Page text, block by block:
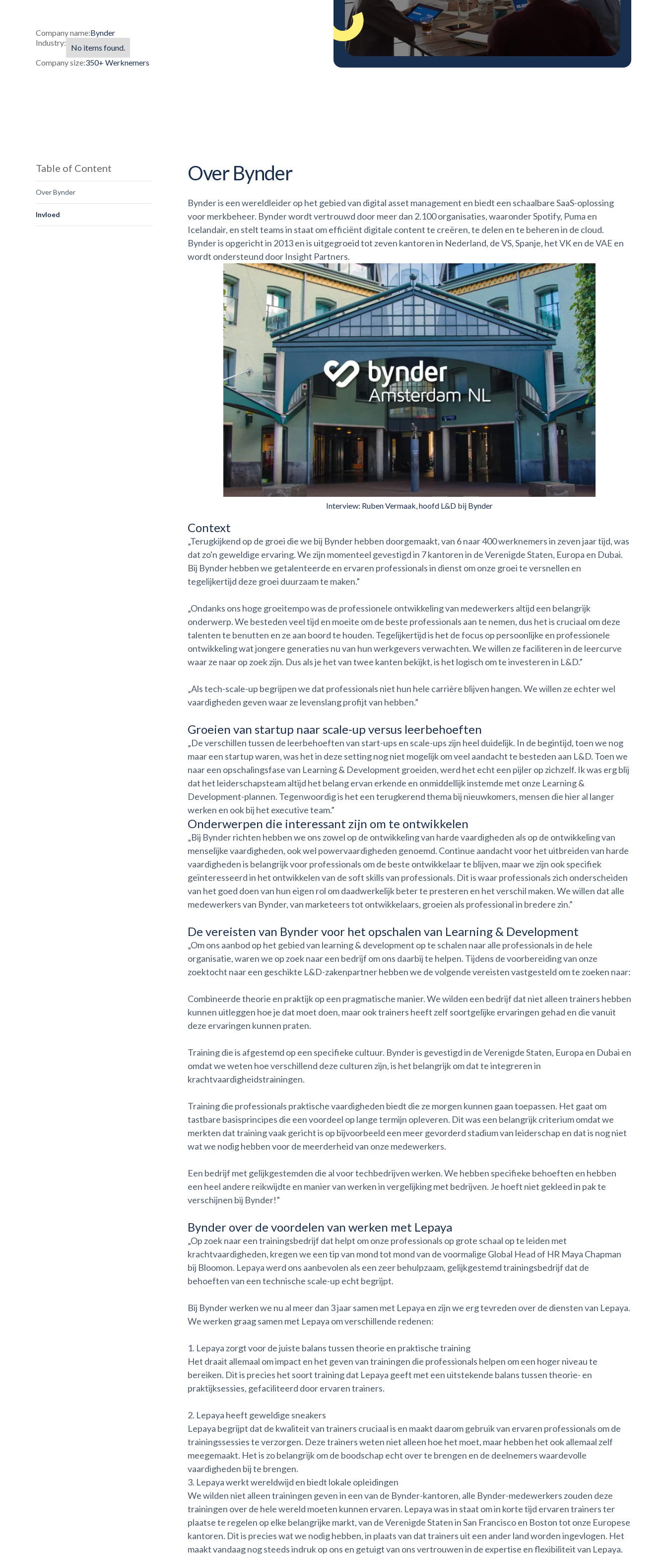
Company name:Bynder
Industry:
No items found.
Company size:350+ Werknemers
Table of Content
Over Bynder
Invloed
Over Bynder
Bynder is een wereldleider op het gebied van digital asset management en biedt een schaalbare SaaS-oplossing
voor merkbeheer. Bynder wordt vertrouwd door meer dan 2.100 organisaties, waaronder Spotify, Puma en
Icelandair, en stelt teams in staat om efficiënt digitale content te creëren, te delen en te beheren in de cloud.
Bynder is opgericht in 2013 en is uitgegroeid tot zeven kantoren in Nederland, de VS, Spanje, het VK en de VAE en
wordt ondersteund door Insight Partners.
Interview: Ruben Vermaak, hoofd L&D bij Bynder
Context
„Terugkijkend op de groei die we bij Bynder hebben doorgemaakt, van 6 naar 400 werknemers in zeven jaar tijd, was
dat zo'n geweldige ervaring. We zijn momenteel gevestigd in 7 kantoren in de Verenigde Staten, Europa en Dubai.
Bij Bynder hebben we getalenteerde en ervaren professionals in dienst om onze groei te versnellen en
tegelijkertijd deze groei duurzaam te maken.”
„Ondanks ons hoge groeitempo was de professionele ontwikkeling van medewerkers altijd een belangrijk
onderwerp. We besteden veel tijd en moeite om de beste professionals aan te nemen, dus het is cruciaal om deze
talenten te benutten en ze aan boord te houden. Tegelijkertijd is het de focus op persoonlijke en professionele
ontwikkeling wat jongere generaties nu van hun werkgevers verwachten. We willen ze faciliteren in de leercurve
waar ze naar op zoek zijn. Dus als je het van twee kanten bekijkt, is het logisch om te investeren in L&D.”
„Als tech-scale-up begrijpen we dat professionals niet hun hele carrière blijven hangen. We willen ze echter wel
vaardigheden geven waar ze levenslang profijt van hebben.”
Groeien van startup naar scale-up versus leerbehoeften
„De verschillen tussen de leerbehoeften van start-ups en scale-ups zijn heel duidelijk. In de begintijd, toen we nog
maar een startup waren, was het in deze setting nog niet mogelijk om veel aandacht te besteden aan L&D. Toen we
naar een opschalingsfase van Learning & Development groeiden, werd het echt een pijler op zichzelf. Ik was erg blij
dat het leiderschapsteam altijd het belang ervan erkende en onmiddellijk instemde met onze Learning &
Development-plannen. Tegenwoordig is het een terugkerend thema bij nieuwkomers, mensen die hier al langer
werken en ook bij het executive team.”
Onderwerpen die interessant zijn om te ontwikkelen
„Bij Bynder richten hebben we ons zowel op de ontwikkeling van harde vaardigheden als op de ontwikkeling van
menselijke vaardigheden, ook wel powervaardigheden genoemd. Continue aandacht voor het uitbreiden van harde
vaardigheden is belangrijk voor professionals om de beste ontwikkelaar te blijven, maar we zijn ook specifiek
geïnteresseerd in het ontwikkelen van de soft skills van professionals. Dit is waar professionals zich onderscheiden
van het goed doen van hun eigen rol om daadwerkelijk beter te presteren en het verschil maken. We willen dat alle
medewerkers van Bynder, van marketeers tot ontwikkelaars, groeien als professional in bredere zin.”
De vereisten van Bynder voor het opschalen van Learning & Development
„Om ons aanbod op het gebied van learning & development op te schalen naar alle professionals in de hele
organisatie, waren we op zoek naar een bedrijf om ons daarbij te helpen. Tijdens de voorbereiding van onze
zoektocht naar een geschikte L&D-zakenpartner hebben we de volgende vereisten vastgesteld om te zoeken naar:
Combineerde theorie en praktijk op een pragmatische manier. We wilden een bedrijf dat niet alleen trainers hebben
kunnen uitleggen hoe je dat moet doen, maar ook trainers heeft zelf soortgelijke ervaringen gehad en die vanuit
deze ervaringen kunnen praten.
Training die is afgestemd op een specifieke cultuur. Bynder is gevestigd in de Verenigde Staten, Europa en Dubai en
omdat we weten hoe verschillend deze culturen zijn, is het belangrijk om dat te integreren in
krachtvaardigheidstrainingen.
Training die professionals praktische vaardigheden biedt die ze morgen kunnen gaan toepassen. Het gaat om
tastbare basisprincipes die een voordeel op lange termijn opleveren. Dit was een belangrijk criterium omdat we
merkten dat training vaak gericht is op bijvoorbeeld een meer gevorderd stadium van leiderschap en dat is nog niet
wat we nodig hebben voor de meerderheid van onze medewerkers.
Een bedrijf met gelijkgestemden die al voor techbedrijven werken. We hebben specifieke behoeften en hebben
een heel andere reikwijdte en manier van werken in vergelijking met bedrijven. Je hoeft niet gekleed in pak te
verschijnen bij Bynder!”
Bynder over de voordelen van werken met Lepaya
„Op zoek naar een trainingsbedrijf dat helpt om onze professionals op grote schaal op te leiden met
krachtvaardigheden, kregen we een tip van mond tot mond van de voormalige Global Head of HR Maya Chapman
bij Bloomon. Lepaya werd ons aanbevolen als een zeer behulpzaam, gelijkgestemd trainingsbedrijf dat de
behoeften van een technische scale-up echt begrijpt.
Bij Bynder werken we nu al meer dan 3 jaar samen met Lepaya en zijn we erg tevreden over de diensten van Lepaya.
We werken graag samen met Lepaya om verschillende redenen:
1. Lepaya zorgt voor de juiste balans tussen theorie en praktische training
Het draait allemaal om impact en het geven van trainingen die professionals helpen om een hoger niveau te
bereiken. Dit is precies het soort training dat Lepaya geeft met een uitstekende balans tussen theorie- en
praktijksessies, gefaciliteerd door ervaren trainers.
2. Lepaya heeft geweldige sneakers
Lepaya begrijpt dat de kwaliteit van trainers cruciaal is en maakt daarom gebruik van ervaren professionals om de
trainingssessies te verzorgen. Deze trainers weten niet alleen hoe het moet, maar hebben het ook allemaal zelf
meegemaakt. Het is zo belangrijk om de boodschap echt over te brengen en de deelnemers waardevolle
vaardigheden bij te brengen.
3. Lepaya werkt wereldwijd en biedt lokale opleidingen
We wilden niet alleen trainingen geven in een van de Bynder-kantoren, alle Bynder-medewerkers zouden deze
trainingen over de hele wereld moeten kunnen ervaren. Lepaya was in staat om in korte tijd ervaren trainers ter
plaatse te regelen op elke belangrijke markt, van de Verenigde Staten in San Francisco en Boston tot onze Europese
kantoren. Dit is precies wat we nodig hebben, in plaats van dat trainers uit een ander land worden ingevlogen. Het
maakt vandaag nog steeds indruk op ons en getuigt van ons vertrouwen in de expertise en flexibiliteit van Lepaya.